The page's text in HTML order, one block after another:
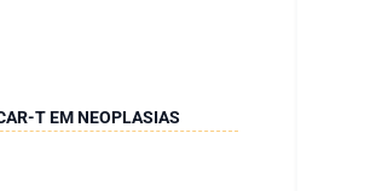
T EM NEOPLASIAS